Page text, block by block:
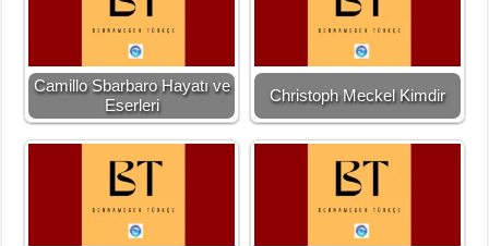
Camillo Sbarbaro Hayatı ve
Eserleri
Christoph Meckel Kimdir